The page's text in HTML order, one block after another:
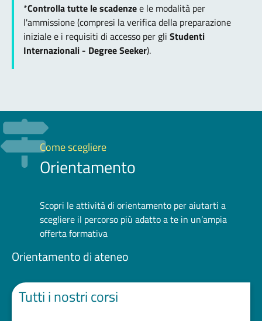
*Controlla tutte le scadenzee le modalità per
l'ammissione (compresi la verifica della preparazione
iniziale e i requisiti di accesso per gli Studenti
Internazionali - Degree Seeker).
Come scegliere
Orientamento
Scopri le attività di orientamento per aiutarti a
scegliere il percorso più adatto a te in un’ampia
offerta formativa
Orientamento di ateneo
Tutti i nostri corsi